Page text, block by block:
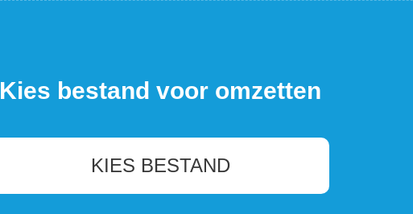
Kies bestand voor omzetten
KIES BESTAND